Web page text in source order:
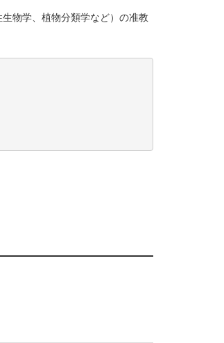
物学、植物分類学など）の准教